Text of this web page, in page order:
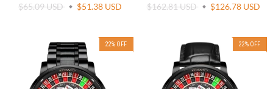
$65.09 USD
$51.38 USD
$162.81 USD
$126.78 USD
22% OFF 22% OFF